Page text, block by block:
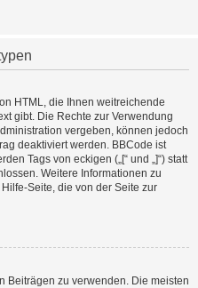
HTML, die Ihnen weitreichende
gibt. Die Rechte zur Verwendung
vergeben, können jedoch
deaktiviert werden. BBCode ist
Tags von eckigen („[“ und „]“) statt
Weitere Informationen zu
Seite, die von der Seite zur
Beiträgen zu verwenden. Die meisten